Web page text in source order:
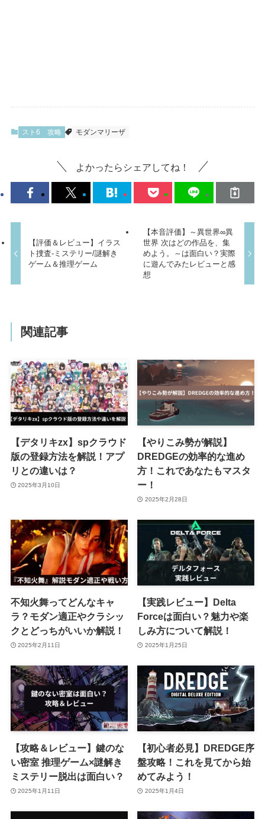
スト6 攻略 モダンマリーザ
よかったらシェアしてね！
【評価＆レビュー】イラス
ト捜査-ミステリー/謎解き
ゲーム＆推理ゲーム
【本音評価】～異世界∞異
世界 次はどの作品を、集
めよう。～は面白い？実際
に遊んでみたレビューと感
想
関連記事
【デタリキzx】spクラウド
版の登録方法を解説！アプ
リとの違いは？
2025年3月10日
【やりこみ勢が解説】
DREDGEの効率的な進め
方！これであなたもマスタ
ー！
2025年2月28日
不知火舞ってどんなキャ
ラ？モダン適正やクラシッ
クとどっちがいいか解説！
2025年2月11日
【実践レビュー】Delta
Forceは面白い？魅力や楽
しみ方について解説！
2025年1月25日
【攻略＆レビュー】鍵のな
い密室 推理ゲーム×謎解き
ミステリー脱出は面白い？
2025年1月11日
【初心者必見】DREDGE序
盤攻略！これを見てから始
めてみよう！
2025年1月4日